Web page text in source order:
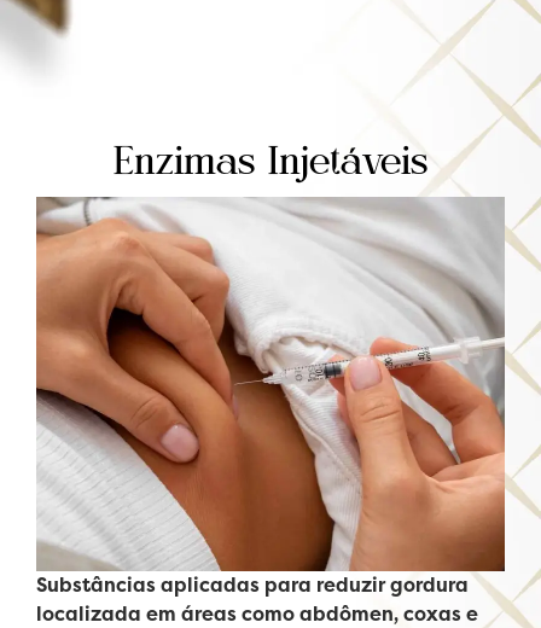
Enzimas Injetáveis
Substâncias aplicadas para reduzir gordura
localizada em áreas como abdômen, coxas e